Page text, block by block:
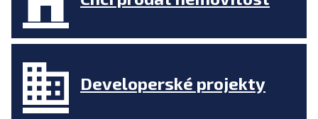
Developerské projekty